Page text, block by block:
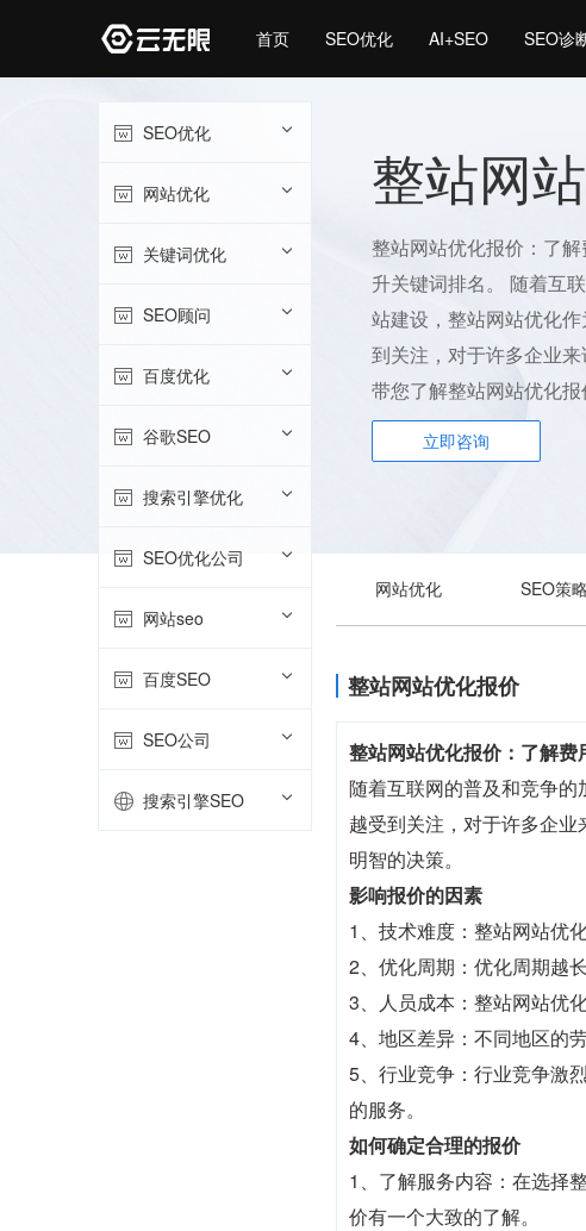
首页 SEO优化 AI+SEO SEO诊
整站网
整站网站优化报价：了
升关键词排名。 随着互
站建设，整站网站优化
到关注，对于许多企业
带您了解整站网站优化
立即咨询
SEO优化
网站优化
关键词优化
SEO顾问
百度优化
谷歌SEO
搜索引擎优化
SEO优化公司
网站seo
百度SEO
SEO公司
搜索引擎SEO
网站优化 SEO策
整站网站优化报价
整站网站优化报价：了解费
随着互联网的普及和竞争
越受到关注，对于许多企
明智的决策。
影响报价的因素
1、技术难度：整站网站优
2、优化周期：优化周期越
3、人员成本：整站网站优
4、地区差异：不同地区的
5、行业竞争：行业竞争激
的服务。
如何确定合理的报价
1、了解服务内容：在选择
价有一个大致的了解。